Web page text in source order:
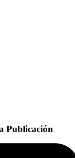
Publicación